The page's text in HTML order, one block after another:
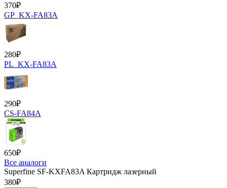
370₽
GP_KX-FA83A
280₽
PL_KX-FA83A
290₽
CS-FA84A
650₽
Все аналоги
Superfine SF-KXFA83A Картридж лазерный
380₽